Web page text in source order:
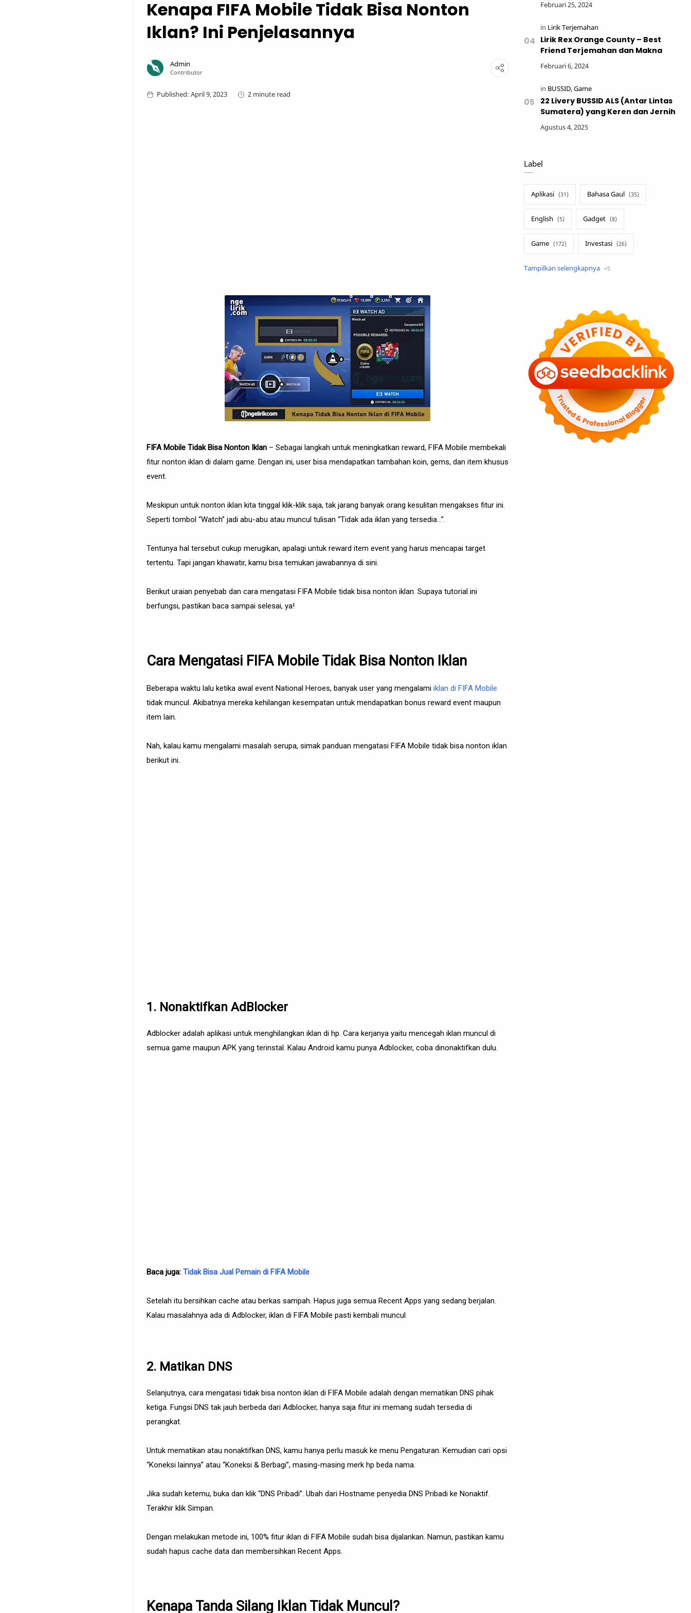
Kenapa FIFA Mobile Tidak Bisa Nonton
Iklan? Ini Penjelasannya
2 minute read
FIFA Mobile Tidak Bisa Nonton Iklan – Sebagai langkah untuk meningkatkan reward, FIFA Mobile membekali
fitur nonton iklan di dalam game. Dengan ini, user bisa mendapatkan tambahan koin, gems, dan item khusus
event.
Meskipun untuk nonton iklan kita tinggal klik-klik saja, tak jarang banyak orang kesulitan mengakses fitur ini.
Seperti tombol “Watch” jadi abu-abu atau muncul tulisan “Tidak ada iklan yang tersedia...”.
Tentunya hal tersebut cukup merugikan, apalagi untuk reward item event yang harus mencapai target
tertentu. Tapi jangan khawatir, kamu bisa temukan jawabannya di sini.
Berikut uraian penyebab dan cara mengatasi FIFA Mobile tidak bisa nonton iklan. Supaya tutorial ini
berfungsi, pastikan baca sampai selesai, ya!
Cara Mengatasi FIFA Mobile Tidak Bisa Nonton Iklan
Beberapa waktu lalu ketika awal event National Heroes, banyak user yang mengalami iklan di FIFA Mobile
tidak muncul. Akibatnya mereka kehilangan kesempatan untuk mendapatkan bonus reward event maupun
item lain.
Nah, kalau kamu mengalami masalah serupa, simak panduan mengatasi FIFA Mobile tidak bisa nonton iklan
berikut ini.
1. Nonaktifkan AdBlocker
Adblocker adalah aplikasi untuk menghilangkan iklan di hp. Cara kerjanya yaitu mencegah iklan muncul di
semua game maupun APK yang terinstal. Kalau Android kamu punya Adblocker, coba dinonaktifkan dulu.
Baca juga: Tidak Bisa Jual Pemain di FIFA Mobile
Setelah itu bersihkan cache atau berkas sampah. Hapus juga semua Recent Apps yang sedang berjalan.
Kalau masalahnya ada di Adblocker, iklan di FIFA Mobile pasti kembali muncul.
2. Matikan DNS
Selanjutnya, cara mengatasi tidak bisa nonton iklan di FIFA Mobile adalah dengan mematikan DNS pihak
ketiga. Fungsi DNS tak jauh berbeda dari Adblocker, hanya saja fitur ini memang sudah tersedia di
perangkat.
Untuk mematikan atau nonaktifkan DNS, kamu hanya perlu masuk ke menu Pengaturan. Kemudian cari opsi
“Koneksi lainnya” atau “Koneksi & Berbagi”, masing-masing merk hp beda nama.
Jika sudah ketemu, buka dan klik “DNS Pribadi”. Ubah dari Hostname penyedia DNS Pribadi ke Nonaktif.
Terakhir klik Simpan.
Dengan melakukan metode ini, 100% fitur iklan di FIFA Mobile sudah bisa dijalankan. Namun, pastikan kamu
sudah hapus cache data dan membersihkan Recent Apps.
Kenapa Tanda Silang Iklan Tidak Muncul?
Lirik Rex Orange County – Best
Friend Terjemahan dan Makna
22 Livery BUSSID ALS (Antar Lintas
Sumatera) yang Keren dan Jernih
Label
Aplikasi Bahasa Gaul
English Gadget
Game Investasi
Lirik Terjemahan